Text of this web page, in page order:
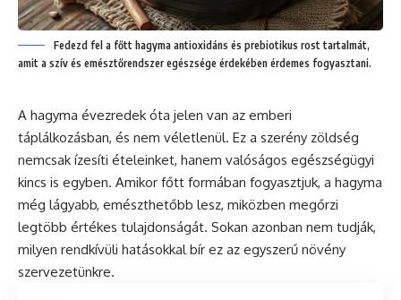
Fedezd fel a főtt hagyma antioxidáns és prebiotikus rost tartalmát,
amit a szív és emésztőrendszer egészsége érdekében érdemes fogyasztani.
A hagyma évezredek óta jelen van az emberi
táplálkozásban, és nem véletlenül. Ez a szerény zöldség
nemcsak ízesíti ételeinket, hanem valóságos egészségügyi
kincs is egyben. Amikor főtt formában fogyasztjuk, a hagyma
még lágyabb, emészthetőbb lesz, miközben megőrzi
legtöbb értékes tulajdonságát. Sokan azonban nem tudják,
milyen rendkívüli hatásokkal bír ez az egyszerű növény
szervezetünkre.